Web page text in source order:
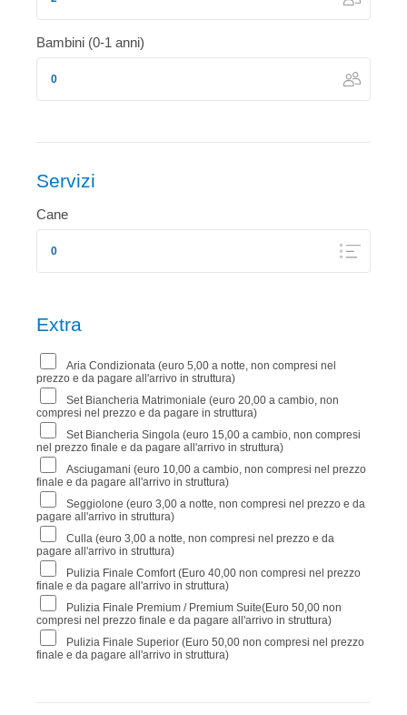
Bambini (0-1 anni)
Servizi
Cane
Extra
Aria Condizionata (euro 5,00 a notte, non compresi nel
prezzo e da pagare all'arrivo in struttura)
Set Biancheria Matrimoniale (euro 20,00 a cambio, non
compresi nel prezzo e da pagare in struttura)
Set Biancheria Singola (euro 15,00 a cambio, non compresi
nel prezzo finale e da pagare all'arrivo in struttura)
Asciugamani (euro 10,00 a cambio, non compresi nel prezzo
finale e da pagare all'arrivo in struttura)
Seggiolone (euro 3,00 a notte, non compresi nel prezzo e da
pagare all'arrivo in struttura)
Culla (euro 3,00 a notte, non compresi nel prezzo e da
pagare all'arrivo in struttura)
Pulizia Finale Comfort (Euro 40,00 non compresi nel prezzo
finale e da pagare all'arrivo in struttura)
Pulizia Finale Premium / Premium Suite(Euro 50,00 non
compresi nel prezzo finale e da pagare all'arrivo in struttura)
Pulizia Finale Superior (Euro 50,00 non compresi nel prezzo
finale e da pagare all'arrivo in struttura)